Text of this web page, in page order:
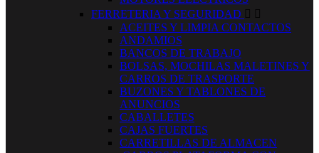
FERRETERIA Y SEGURIDAD  
ACEITES Y LIMPIA CONTACTOS
ANDAMIOS
BANCOS DE TRABAJO
BOLSAS, MOCHILAS MALETINES Y
CARROS DE TRASPORTE
BUZONES Y TABLONES DE
ANUNCIOS
CABALLETES
CAJAS FUERTES
CARRETILLAS DE ALMACEN